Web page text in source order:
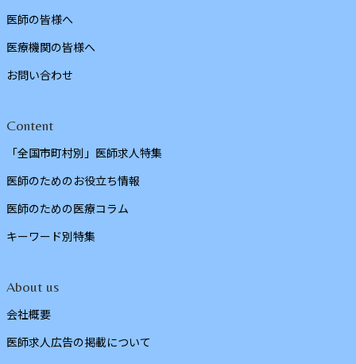
医師の皆様へ
医療機関の皆様へ
お問い合わせ
Content
「全国市町村別」医師求人特集
医師のためのお役立ち情報
医師のための医療コラム
キーワード別特集
About us
会社概要
医師求人広告の掲載について